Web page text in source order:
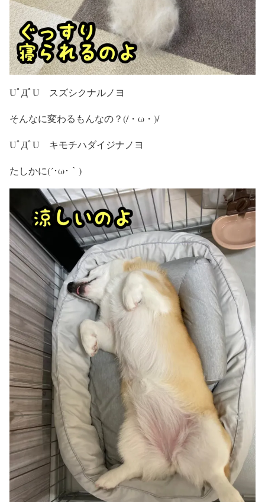
UﾟДﾟU スズシクナルノヨ
そんなに変わるもんなの？(/・ω・)/
UﾟДﾟU キモチハダイジナノヨ
たしかに(´･ω･｀)